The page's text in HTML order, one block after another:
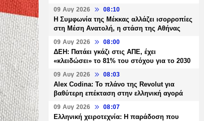
09 Αυγ 2026 08:10
Η Συμφωνία της Μέκκας αλλάζει ισορροπίες
στη Μέση Ανατολή, η στάση της Αθήνας
09 Αυγ 2026 08:00
ΔΕΗ: Πατάει γκάζι στις ΑΠΕ, έχει
«κλειδώσει» το 81% του στόχου για το 2030
09 Αυγ 2026 08:03
Alex Codina: Το πλάνο της Revolut για
βαθύτερη επέκταση στην ελληνική αγορά
09 Αυγ 2026 08:07
Ελληνική χειροτεχνία: Η παράδοση που